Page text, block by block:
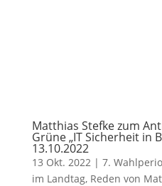
Matthias Stefke zum
Grüne „IT Sicherheit in
13.10.2022
13 Okt. 2022| 7.
im Landtag, Reden von